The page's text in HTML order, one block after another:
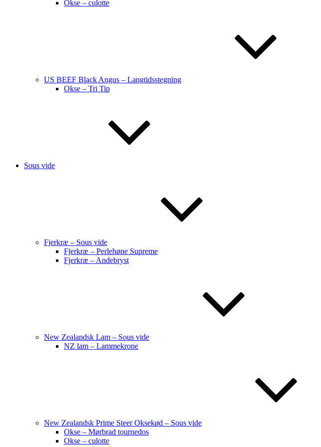
Okse – culotte
US BEEF Black Angus – Langtidsstegning
Okse – Tri Tip
Sous vide
Fjerkræ – Sous vide
Fjerkræ – Perlehøne Supreme
Fjerkræ – Andebryst
New Zealandsk Lam – Sous vide
NZ lam – Lammekrone
New Zealandsk Prime Steer Oksekød – Sous vide
Okse – Mørbrad tournedos
Okse – culotte